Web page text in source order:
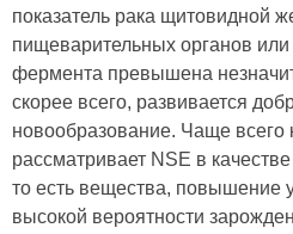
показатель рака щитовидной
пищеварительных органов
фермента превышена
скорее всего, развивается
новообразование. Чаще всего
рассматривает NSE в
то есть вещества, повышение
высокой вероятности